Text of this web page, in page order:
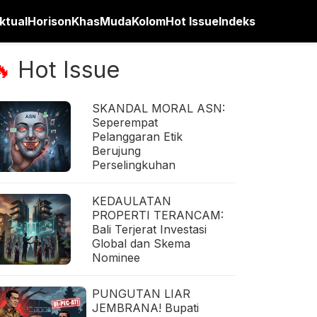
HorisonKhasMudaKolomHot IssueIndeks
Hot Issue
SKANDAL MORAL ASN:
Seperempat
Pelanggaran Etik
Berujung
Perselingkuhan
KEDAULATAN
PROPERTI TERANCAM:
Bali Terjerat Investasi
Global dan Skema
Nominee
PUNGUTAN LIAR
JEMBRANA! Bupati